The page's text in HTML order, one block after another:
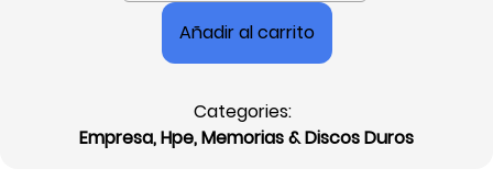
DDR5,
Dual
Añadir al carrito
Categories:
Empresa,Hpe,Memorias & Discos Duros